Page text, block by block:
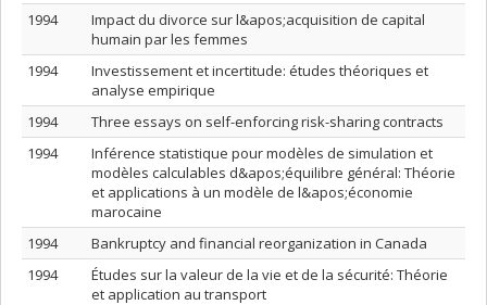
1994
Impact du divorce sur l&apos;acquisition de capital
humain par les femmes
1994
Investissement et incertitude: études théoriques et
analyse empirique
1994
Three essays on self-enforcing risk-sharing contracts
1994
Inférence statistique pour modèles de simulation et
modèles calculables d&apos;équilibre général: Théorie
et applications à un modèle de l&apos;économie
marocaine
1994
Bankruptcy and financial reorganization in Canada
1994
Études sur la valeur de la vie et de la sécurité: Théorie
et application au transport